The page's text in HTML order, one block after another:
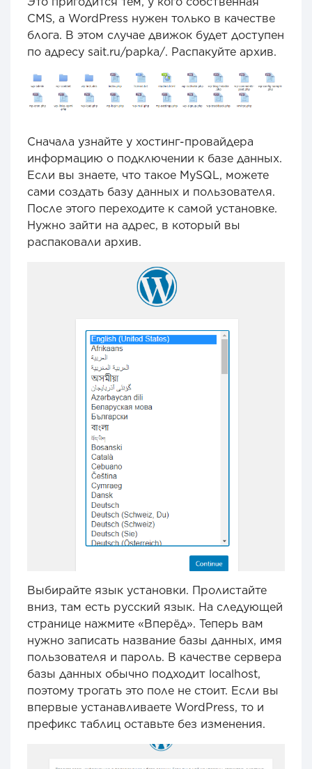
CMS, а WordPress нужен только в качестве
блога. В этом случае движок будет доступен
по адресу sait.ru/papka/. Распакуйте архив.
Сначала узнайте у хостинг-провайдера
информацию о подключении к базе данных.
Если вы знаете, что такое MySQL, можете
сами создать базу данных и пользователя.
После этого переходите к самой установке.
Нужно зайти на адрес, в который вы
распаковали архив.
Выбирайте язык установки. Пролистайте
вниз, там есть русский язык. На следующей
странице нажмите «Вперёд». Теперь вам
нужно записать название базы данных, имя
пользователя и пароль. В качестве сервера
базы данных обычно подходит localhost,
поэтому трогать это поле не стоит. Если вы
впервые устанавливаете WordPress, то и
префикс таблиц оставьте без изменения.